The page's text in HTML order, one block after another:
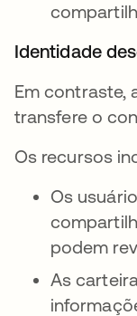
Identidade
Em contraste,
transfere o
Os recursos
Os
podem
As